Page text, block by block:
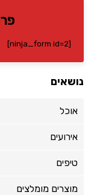
[ninja_form id=2]
נושאים
אוכל
אירועים
טיפים
מוצרים מומלצים